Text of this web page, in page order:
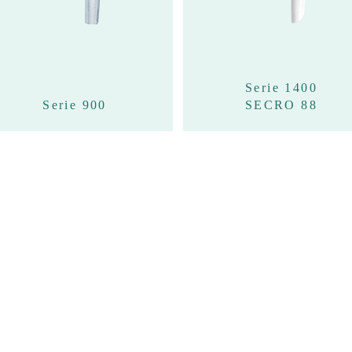
Serie 900
Serie 1400
SECRO 88